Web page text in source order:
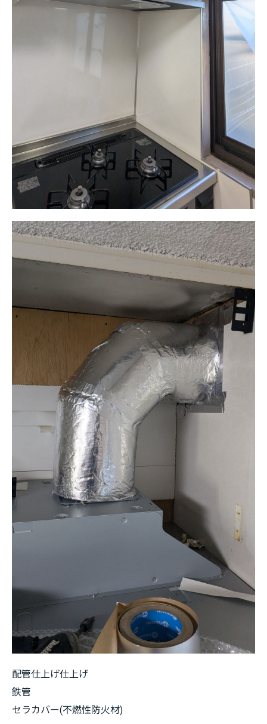
配管仕上げ仕上げ
鉄管
セラカバー(不燃性防火材)